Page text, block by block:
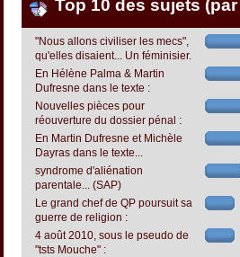
Top 10 des sujets
"Nous allons civiliser les mecs",
qu'elles disaient... Un féminisier.
En Hélène Palma & Martin
Dufresne dans le texte :
Nouvelles pièces pour
réouverture du dossier pénal :
En Martin Dufresne et Michèle
Dayras dans le texte...
syndrome d'aliénation
parentale... (SAP)
Le grand chef de QP poursuit sa
guerre de religion :
4 août 2010, sous le pseudo de
"tsts Mouche" :